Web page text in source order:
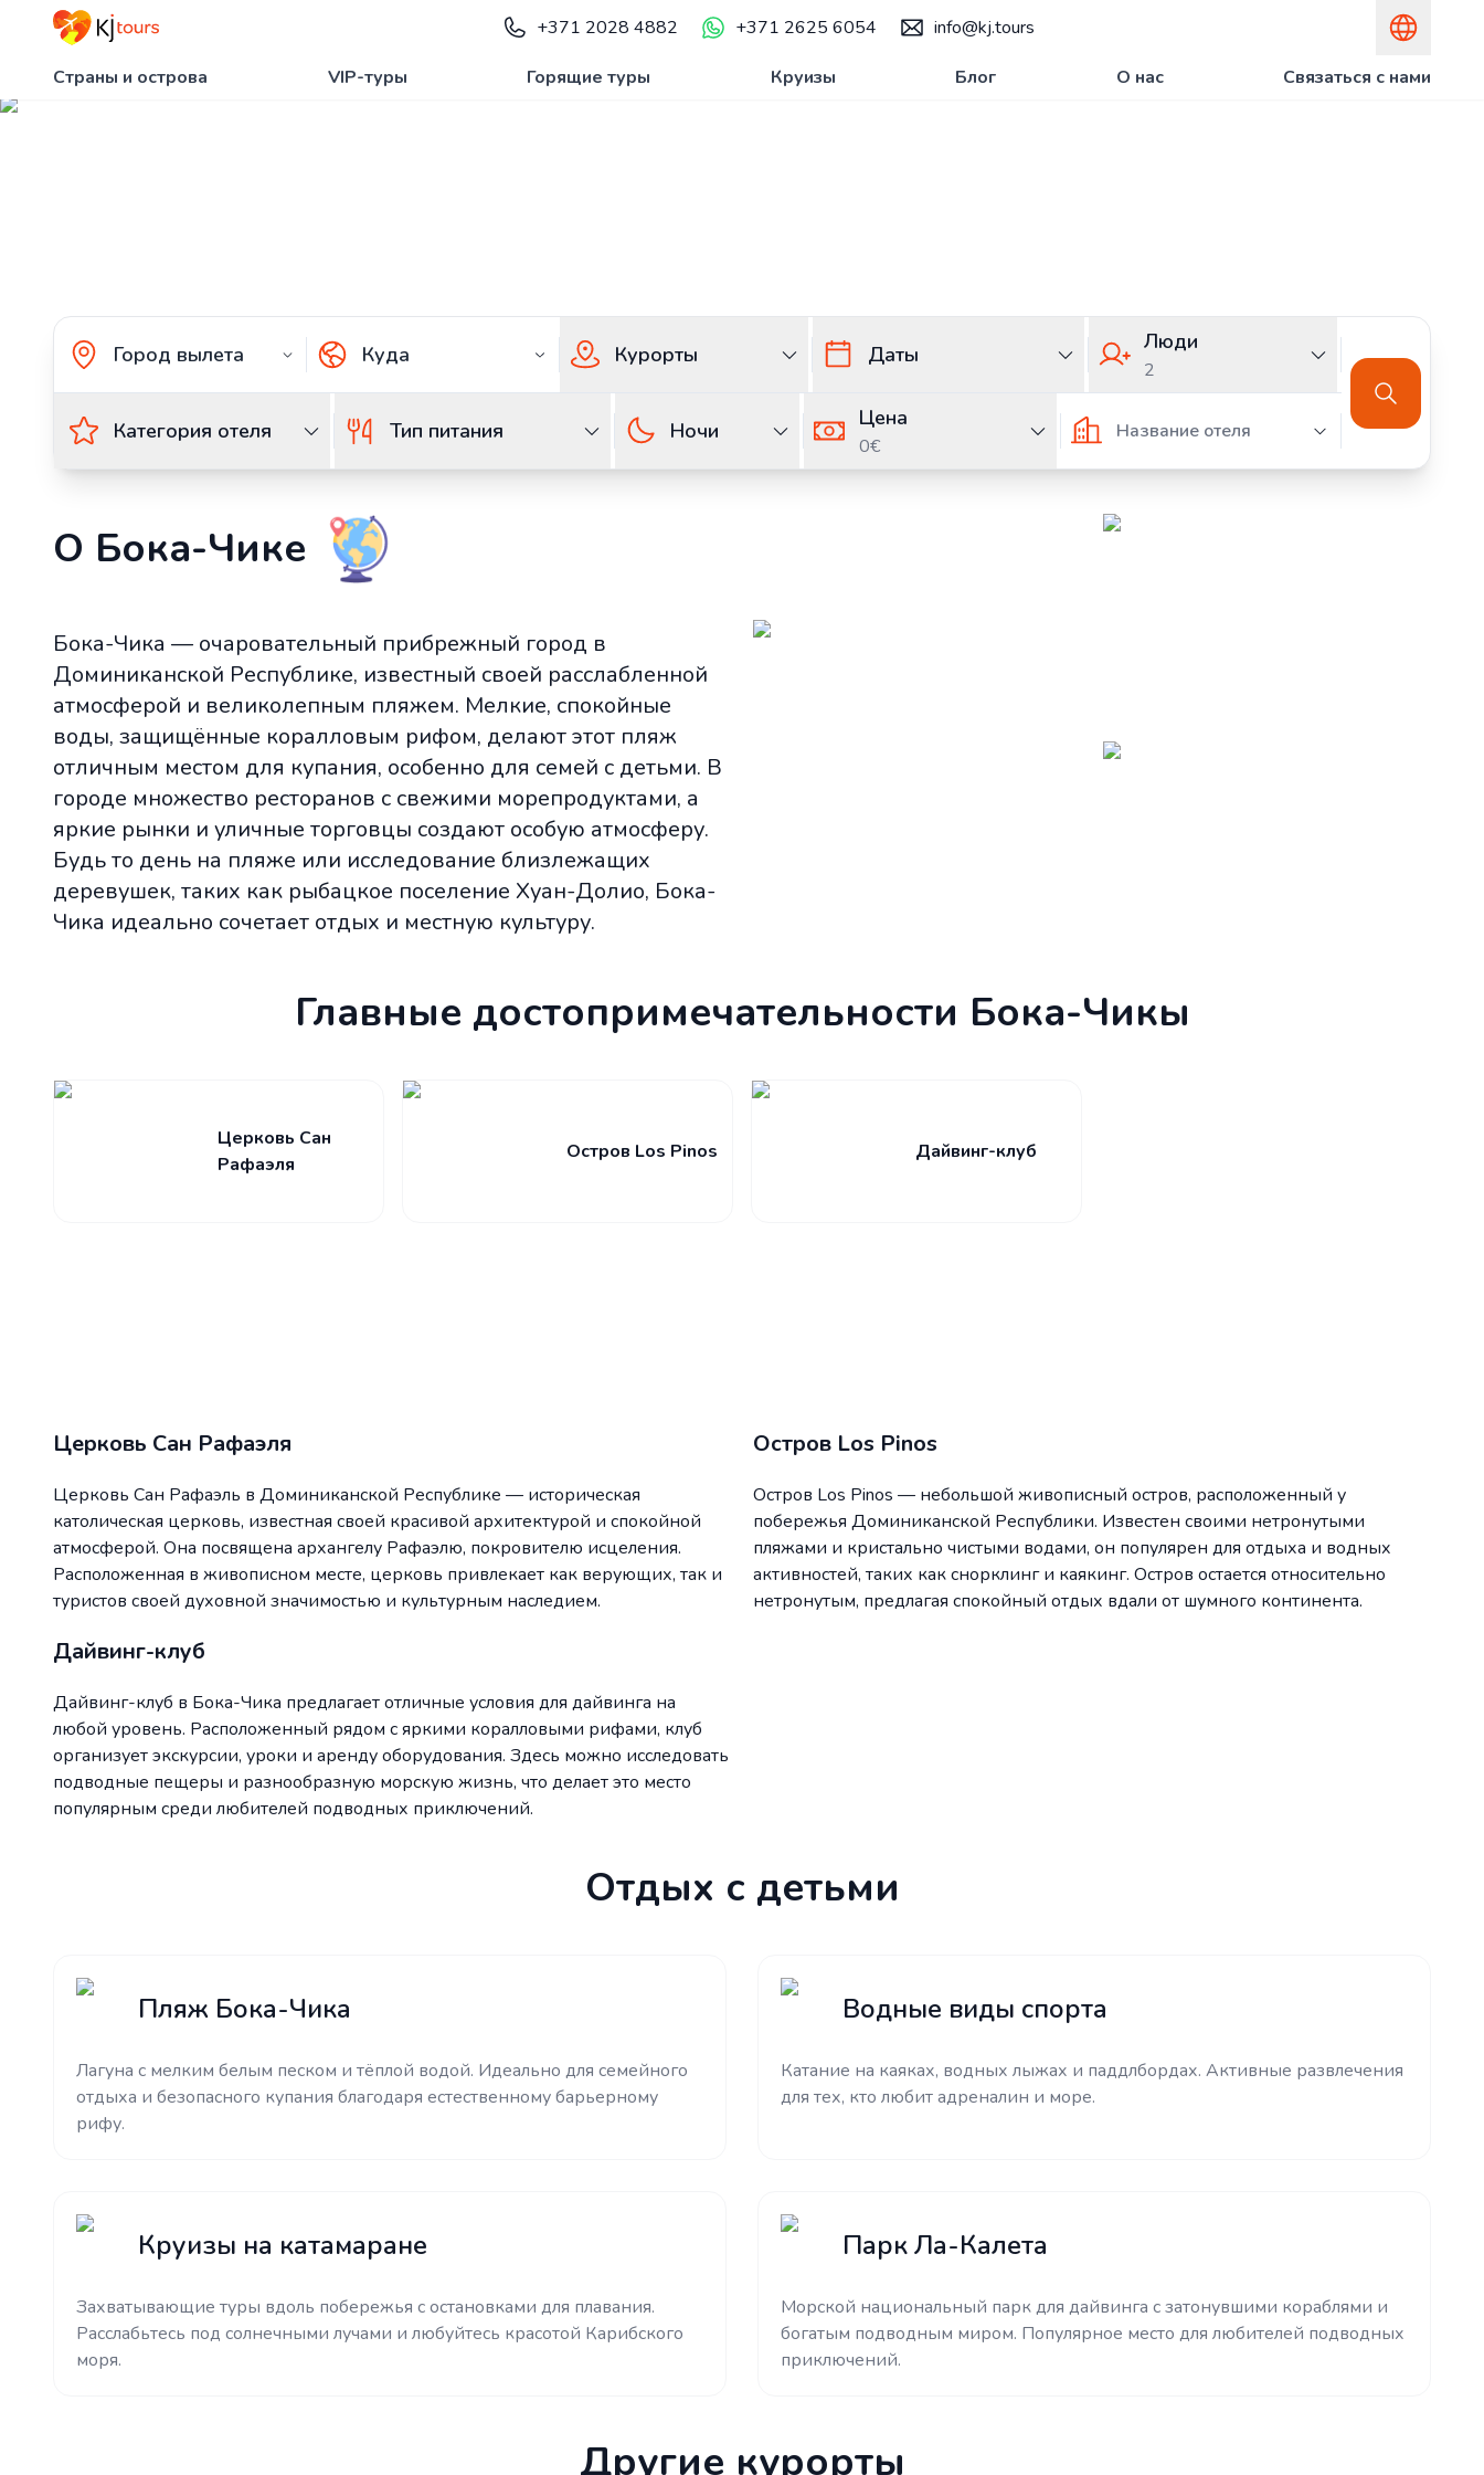
+371 2028 4882 +371 2625 6054 info@kj.tours
Страны и острова VIP-туры Горящие туры Круизы Блог О нас Связаться с нами
Курорты Даты Люди
2
Категория отеля Тип питания Ночи Цена
0€
О Бока-Чике
Бока-Чика — очаровательный прибрежный город в
Доминиканской Республике, известный своей расслабленной
атмосферой и великолепным пляжем. Мелкие, спокойные
воды, защищённые коралловым рифом, делают этот пляж
отличным местом для купания, особенно для семей с детьми. В
городе множество ресторанов с свежими морепродуктами, а
яркие рынки и уличные торговцы создают особую атмосферу.
Будь то день на пляже или исследование близлежащих
деревушек, таких как рыбацкое поселение Хуан-Долио, Бока-
Чика идеально сочетает отдых и местную культуру.
Главные достопримечательности Бока-Чикы
Церковь Сан
Рафаэля
Остров Los Pinos Дайвинг-клуб
Церковь Сан Рафаэля
Церковь Сан Рафаэль в Доминиканской Республике — историческая
католическая церковь, известная своей красивой архитектурой и спокойной
атмосферой. Она посвящена архангелу Рафаэлю, покровителю исцеления.
Расположенная в живописном месте, церковь привлекает как верующих, так и
туристов своей духовной значимостью и культурным наследием.
Остров Los Pinos
Остров Los Pinos — небольшой живописный остров, расположенный у
побережья Доминиканской Республики. Известен своими нетронутыми
пляжами и кристально чистыми водами, он популярен для отдыха и водных
активностей, таких как снорклинг и каякинг. Остров остается относительно
нетронутым, предлагая спокойный отдых вдали от шумного континента.
Дайвинг-клуб
Дайвинг-клуб в Бока-Чика предлагает отличные условия для дайвинга на
любой уровень. Расположенный рядом с яркими коралловыми рифами, клуб
организует экскурсии, уроки и аренду оборудования. Здесь можно исследовать
подводные пещеры и разнообразную морскую жизнь, что делает это место
популярным среди любителей подводных приключений.
Отдых с детьми
Пляж Бока-Чика
Лагуна с мелким белым песком и тёплой водой. Идеально для семейного
отдыха и безопасного купания благодаря естественному барьерному
рифу.
Водные виды спорта
Катание на каяках, водных лыжах и паддлбордах. Активные развлечения
для тех, кто любит адреналин и море.
Круизы на катамаране
Захватывающие туры вдоль побережья с остановками для плавания.
Расслабьтесь под солнечными лучами и любуйтесь красотой Карибского
моря.
Парк Ла-Калета
Морской национальный парк для дайвинга с затонувшими кораблями и
богатым подводным миром. Популярное место для любителей подводных
приключений.
Другие курорты